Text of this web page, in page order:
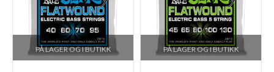
PÅ LAGER OG I BUTIKK PÅ LAGER OG I BUTIKK